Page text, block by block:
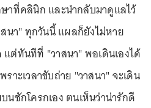
าที่คลินิก และนำกลับมาดูแลไว้
นา" ทุกวันนี้ แผลก็ยังไม่หาย
ต่ทันทีที่ "วาสนา" พอเดินเองได้
าะเวลาขับถ่าย "วาสนา" จะเดิน
นชักโครกเอง ตนเห็นว่าน่ารักดี